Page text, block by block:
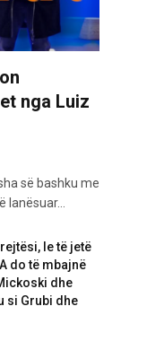
nga Luiz
së bashku me
lanësuar…
le të jetë
do të mbajnë
dhe
si Grubi dhe